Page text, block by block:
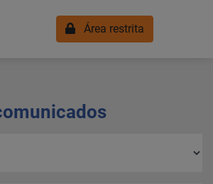
Área restrita